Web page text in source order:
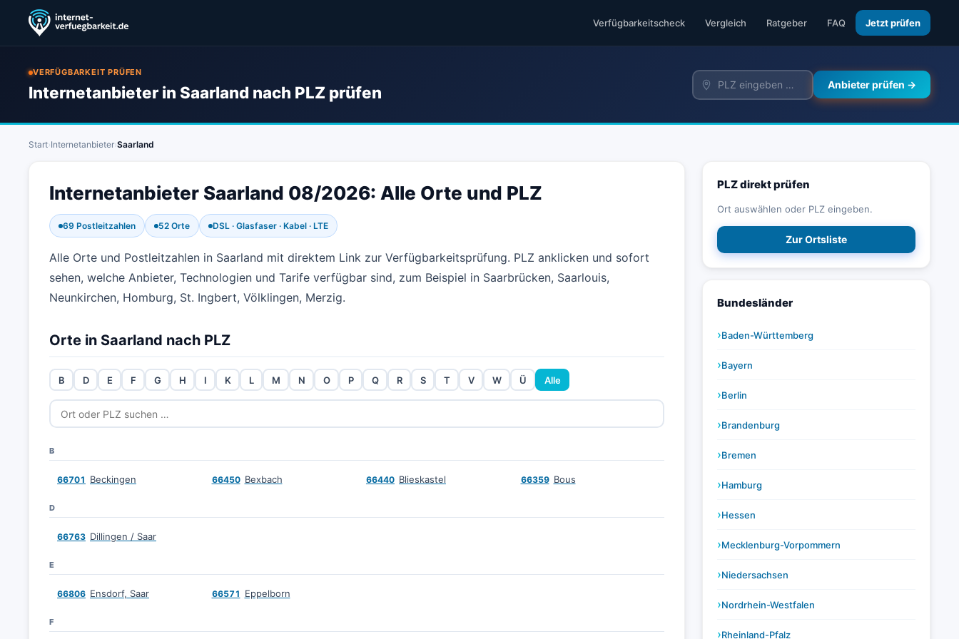
Verfügbarkeitscheck Vergleich Ratgeber FAQ Jetzt prüfen
VERFÜGBARKEIT PRÜFEN
Internetanbieter in Saarland nach PLZ prüfen Anbieter prüfen →
Start›Internetanbieter›Saarland
Internetanbieter Saarland 08/2026: Alle Orte und PLZ
69 Postleitzahlen 52 Orte DSL · Glasfaser · Kabel · LTE
Alle Orte und Postleitzahlen in Saarland mit direktem Link zur Verfügbarkeitsprüfung. PLZ anklicken und sofort
sehen, welche Anbieter, Technologien und Tarife verfügbar sind, zum Beispiel in Saarbrücken, Saarlouis,
Neunkirchen, Homburg, St. Ingbert, Völklingen, Merzig.
Orte in Saarland nach PLZ
B D E F G H I K L M N O P Q R S T V W Ü Alle
B
66701 Beckingen 66450 Bexbach 66440 Blieskastel 66359 Bous
D
66763 Dillingen / Saar
E
66806 Ensdorf, Saar 66571 Eppelborn
F
PLZ direkt prüfen
Ort auswählen oder PLZ eingeben.
Zur Ortsliste
Bundesländer
Baden-Württemberg
Bayern
Berlin
Brandenburg
Bremen
Hamburg
Hessen
Mecklenburg-Vorpommern
Niedersachsen
Nordrhein-Westfalen
Rheinland-Pfalz